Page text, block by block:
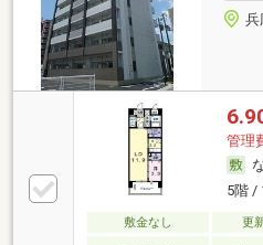
兵
管理
5階 /
敷金なし 更